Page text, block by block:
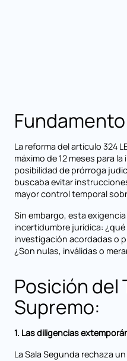
La reforma del artículo 324
máximo de 12 meses para
posibilidad de prórroga
buscaba evitar
mayor control temporal
Sin embargo, esta
incertidumbre jurídica:
investigación acordadas o
¿Son nulas, inválidas o
Posición del
Supremo:
1. Las diligencias
La Sala Segunda rechaza